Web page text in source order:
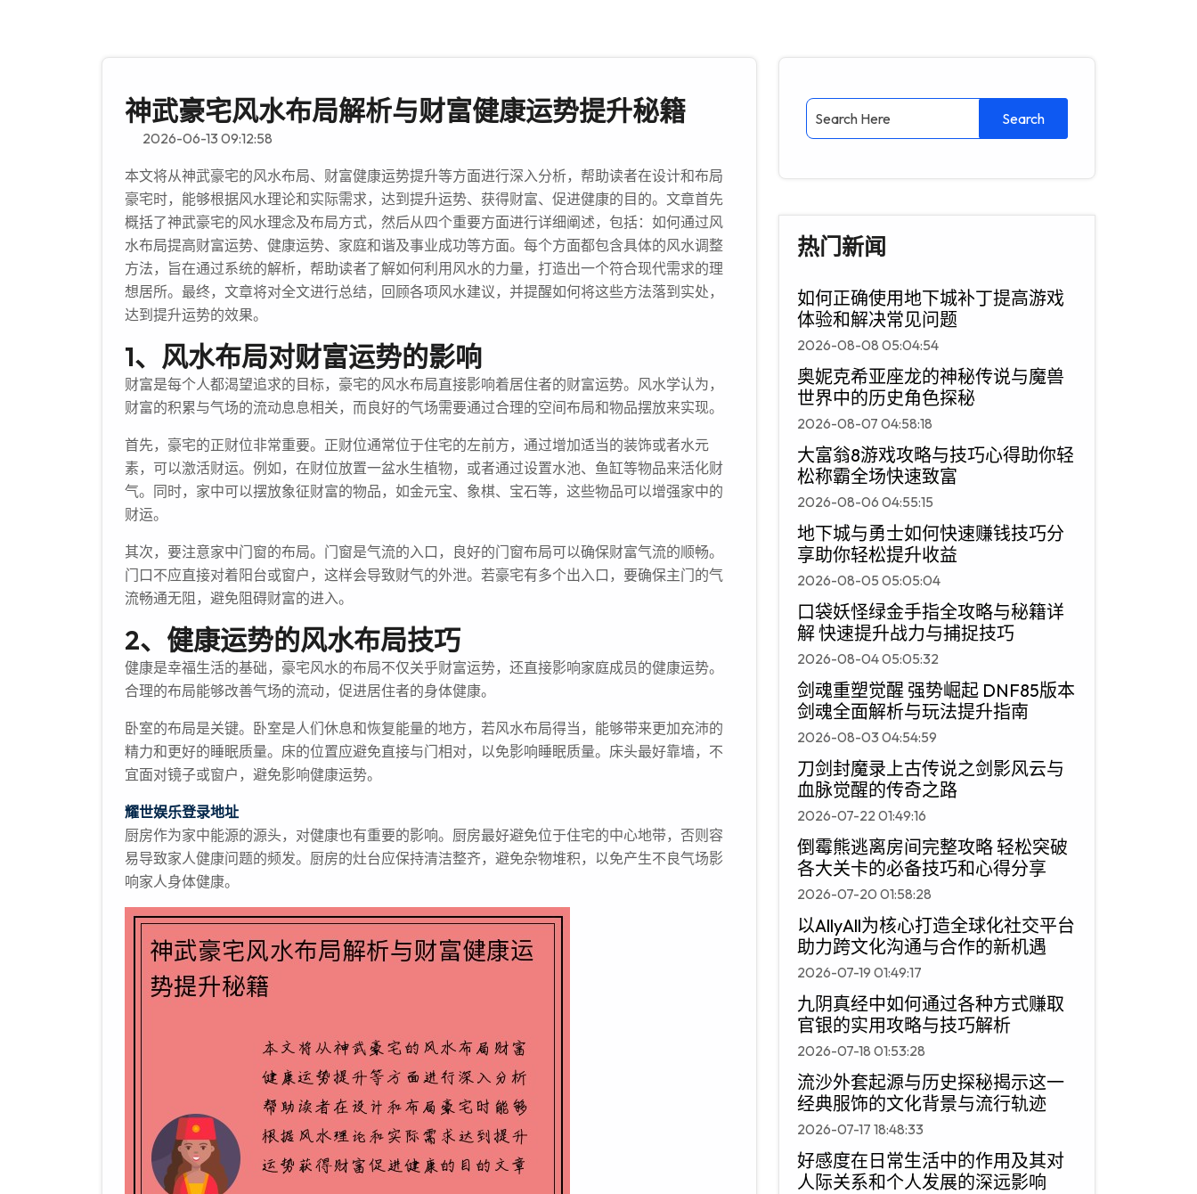
神武豪宅风水布局解析与财富健康运势提升秘籍
2026-06-13 09:12:58
本文将从神武豪宅的风水布局、财富健康运势提升等方面进行深入分析，帮助读者在设计和布局
豪宅时，能够根据风水理论和实际需求，达到提升运势、获得财富、促进健康的目的。文章首先
概括了神武豪宅的风水理念及布局方式，然后从四个重要方面进行详细阐述，包括：如何通过风
水布局提高财富运势、健康运势、家庭和谐及事业成功等方面。每个方面都包含具体的风水调整
方法，旨在通过系统的解析，帮助读者了解如何利用风水的力量，打造出一个符合现代需求的理
想居所。最终，文章将对全文进行总结，回顾各项风水建议，并提醒如何将这些方法落到实处，
达到提升运势的效果。
1、风水布局对财富运势的影响
财富是每个人都渴望追求的目标，豪宅的风水布局直接影响着居住者的财富运势。风水学认为，
财富的积累与气场的流动息息相关，而良好的气场需要通过合理的空间布局和物品摆放来实现。
首先，豪宅的正财位非常重要。正财位通常位于住宅的左前方，通过增加适当的装饰或者水元
素，可以激活财运。例如，在财位放置一盆水生植物，或者通过设置水池、鱼缸等物品来活化财
气。同时，家中可以摆放象征财富的物品，如金元宝、象棋、宝石等，这些物品可以增强家中的
财运。
其次，要注意家中门窗的布局。门窗是气流的入口，良好的门窗布局可以确保财富气流的顺畅。
门口不应直接对着阳台或窗户，这样会导致财气的外泄。若豪宅有多个出入口，要确保主门的气
流畅通无阻，避免阻碍财富的进入。
2、健康运势的风水布局技巧
健康是幸福生活的基础，豪宅风水的布局不仅关乎财富运势，还直接影响家庭成员的健康运势。
合理的布局能够改善气场的流动，促进居住者的身体健康。
卧室的布局是关键。卧室是人们休息和恢复能量的地方，若风水布局得当，能够带来更加充沛的
精力和更好的睡眠质量。床的位置应避免直接与门相对，以免影响睡眠质量。床头最好靠墙，不
宜面对镜子或窗户，避免影响健康运势。
耀世娱乐登录地址
厨房作为家中能源的源头，对健康也有重要的影响。厨房最好避免位于住宅的中心地带，否则容
易导致家人健康问题的频发。厨房的灶台应保持清洁整齐，避免杂物堆积，以免产生不良气场影
响家人身体健康。
热门新闻
如何正确使用地下城补丁提高游戏
体验和解决常见问题
2026-08-08 05:04:54
奥妮克希亚座龙的神秘传说与魔兽
世界中的历史角色探秘
2026-08-07 04:58:18
大富翁8游戏攻略与技巧心得助你轻
松称霸全场快速致富
2026-08-06 04:55:15
地下城与勇士如何快速赚钱技巧分
享助你轻松提升收益
2026-08-05 05:05:04
口袋妖怪绿金手指全攻略与秘籍详
解 快速提升战力与捕捉技巧
2026-08-04 05:05:32
剑魂重塑觉醒 强势崛起 DNF85版本
剑魂全面解析与玩法提升指南
2026-08-03 04:54:59
刀剑封魔录上古传说之剑影风云与
血脉觉醒的传奇之路
2026-07-22 01:49:16
倒霉熊逃离房间完整攻略 轻松突破
各大关卡的必备技巧和心得分享
2026-07-20 01:58:28
以AllyAll为核心打造全球化社交平台
助力跨文化沟通与合作的新机遇
2026-07-19 01:49:17
九阴真经中如何通过各种方式赚取
官银的实用攻略与技巧解析
2026-07-18 01:53:28
流沙外套起源与历史探秘揭示这一
经典服饰的文化背景与流行轨迹
2026-07-17 18:48:33
好感度在日常生活中的作用及其对
人际关系和个人发展的深远影响